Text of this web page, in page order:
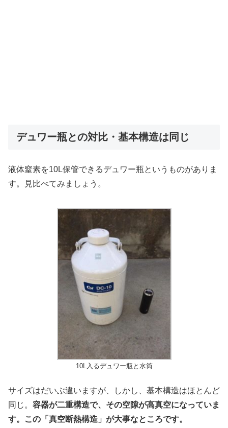
デュワー瓶との対比・基本構造は同じ
液体窒素を10L保管できるデュワー瓶というものがありま
す。見比べてみましょう。
10L入るデュワー瓶と水筒
サイズはだいぶ違いますが、しかし、基本構造はほとんど
同じ。 容器が二重構造で、その空隙が高真空になっていま
す。この「真空断熱構造」が大事なところです。